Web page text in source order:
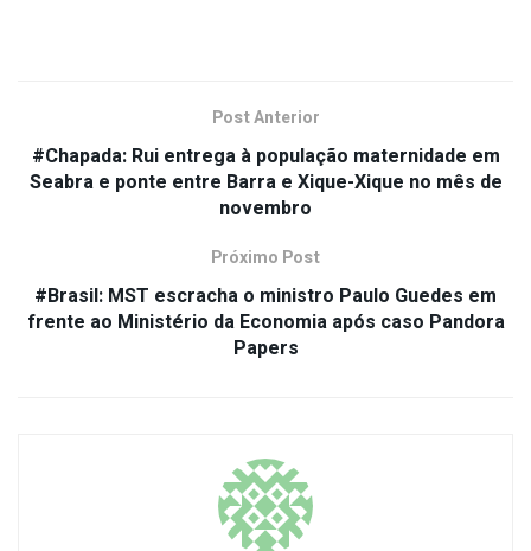
Post Anterior
#Chapada: Rui entrega à população maternidade em
Seabra e ponte entre Barra e Xique-Xique no mês de
novembro
Próximo Post
#Brasil: MST escracha o ministro Paulo Guedes em
frente ao Ministério da Economia após caso Pandora
Papers